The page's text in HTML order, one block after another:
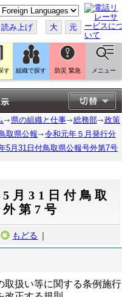
ペ
読み上げ 大 元
す 組織で探す 防災 緊急 メニュー
県の組織と仕事 総務部
政策
取県公報
令和元年５月発行分
5月31日付鳥取県公報号外第7号
月31日付鳥取
第7号
もどる ｜
取扱い等に関する条例施行